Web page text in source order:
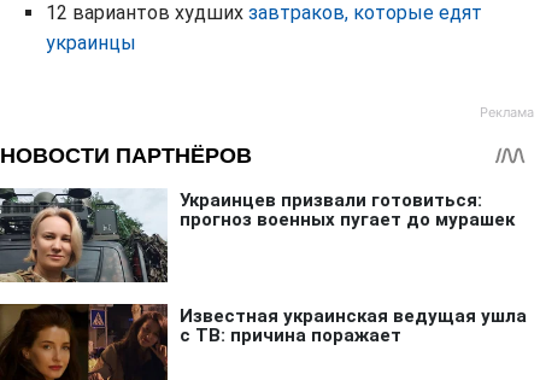
12 вариантов худших завтраков, которые едят
украинцы